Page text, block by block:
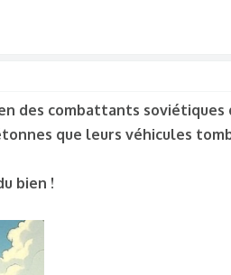
des combattants
que leurs véhicules
bien !